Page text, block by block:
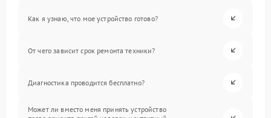
Как я узнаю, что мое устройство готово?
От чего зависит срок ремонта техники?
Диагностика проводится бесплатно?
Может ли вместо меня принять устройство